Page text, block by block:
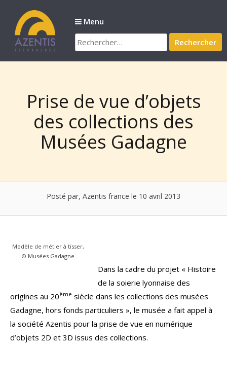
contenu
Menu
Rechercher :
Prise de vue d’objets
des collections des
Musées Gadagne
Posté par, Azentis france le 10 avril 2013
Modèle de métier à tisser,
© Musées Gadagne
Dans la cadre du projet « Histoire
de la soierie lyonnaise des
origines au 20ème siècle dans les collections des musées
Gadagne, hors fonds particuliers », le musée a fait appel à
la société Azentis pour la prise de vue en numérique
d’objets 2D et 3D issus des collections.